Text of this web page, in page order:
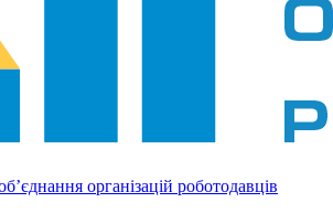
організацій роботодавців